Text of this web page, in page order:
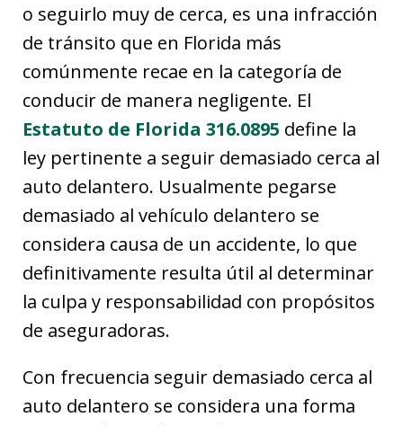
o seguirlo muy de cerca, es una infracción
de tránsito que en Florida más
comúnmente recae en la categoría de
conducir de manera negligente. El
Estatuto de Florida 316.0895 define la
ley pertinente a seguir demasiado cerca al
auto delantero. Usualmente pegarse
demasiado al vehículo delantero se
considera causa de un accidente, lo que
definitivamente resulta útil al determinar
la culpa y responsabilidad con propósitos
de aseguradoras.
Con frecuencia seguir demasiado cerca al
auto delantero se considera una forma